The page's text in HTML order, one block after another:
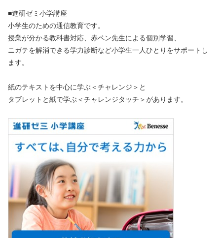
■進研ゼミ小学講座
小学生のための通信教育です。
授業が分かる教科書対応、赤ペン先生による個別学習、
ニガテを解消できる学力診断など小学生一人ひとりをサポートし
ます。
紙のテキストを中心に学ぶ＜チャレンジ＞と
タブレットと紙で学ぶ＜チャレンジタッチ＞があります。